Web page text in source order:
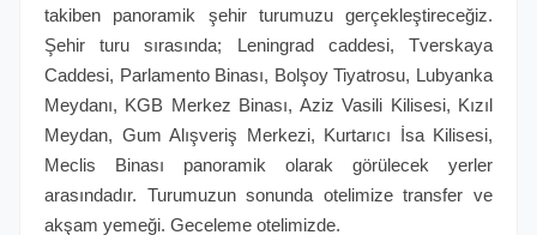
takiben panoramik şehir turumuzu gerçekleştireceğiz.
Şehir turu sırasında; Leningrad caddesi, Tverskaya
Caddesi, Parlamento Binası, Bolşoy Tiyatrosu, Lubyanka
Meydanı, KGB Merkez Binası, Aziz Vasili Kilisesi, Kızıl
Meydan, Gum Alışveriş Merkezi, Kurtarıcı İsa Kilisesi,
Meclis Binası panoramik olarak görülecek yerler
arasındadır. Turumuzun sonunda otelimize transfer ve
akşam yemeği. Geceleme otelimizde.